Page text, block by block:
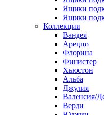
Ящики
Ящики
Коллекции
Вандея
Ареццо
Флорина
Финистер
Хьюстон
Альба
Джулия
Валенсия/
Верди